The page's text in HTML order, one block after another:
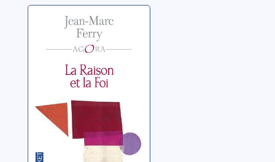
La raison et la foi
Ferry, Jean-Marc